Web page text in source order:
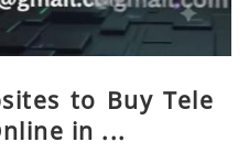
to Buy Tele
in ...